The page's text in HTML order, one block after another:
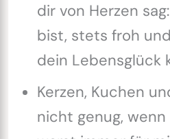
dir von Herzen
bist, stets froh
dein Lebensglück
Kerzen, Kuchen
nicht genug,